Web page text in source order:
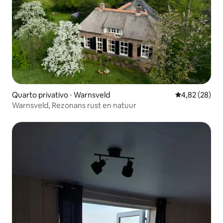
Quarto privativo ⋅ Warnsveld 4,82 de uma
4,82 (28)
Warnsveld, Rezonans rust en natuur